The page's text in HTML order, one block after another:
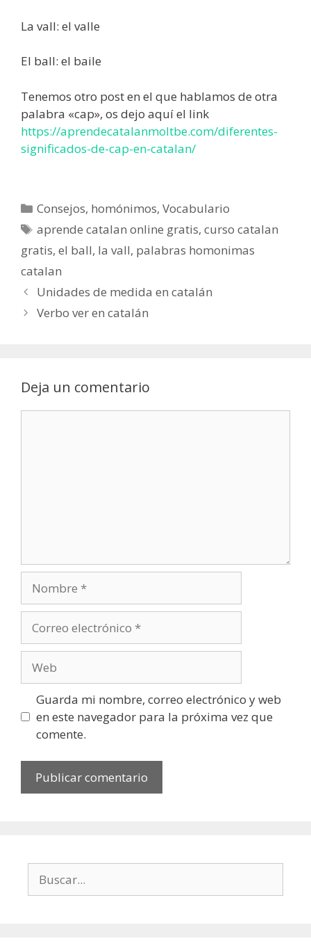
La vall: el valle
El ball: el baile
Tenemos otro post en el que hablamos de otra
palabra «cap», os dejo aquí el link
https://aprendecatalanmoltbe.com/diferentes-
significados-de-cap-en-catalan/
Categorías
Consejos, homónimos,Vocabulario
Etiquetas
aprende catalan online gratis,curso catalan
gratis, el ball, la vall, palabras homonimas
catalan
Navegación
de
Unidades de medida en catalán
Verbo ver en catalán
Deja un comentario
electrónico
Guarda mi nombre, correo electrónico y web
en este navegador para la próxima vez que
comente.